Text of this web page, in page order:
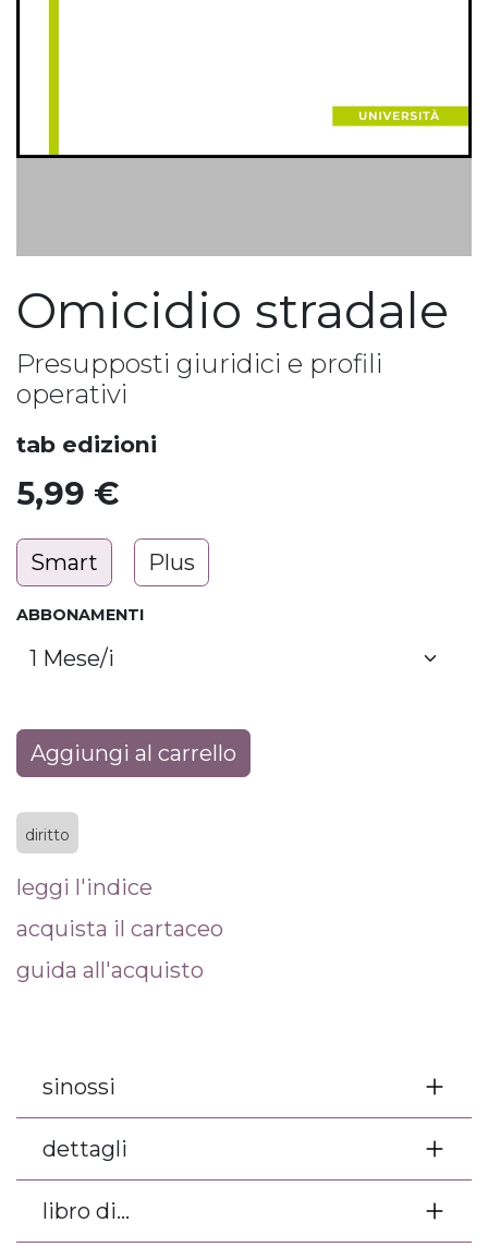
Omicidio stradale
Presupposti giuridici e profili
operativi
tab edizioni
5,99 €
Smart Plus
ABBONAMENTI
Aggiungi al carrello
diritto
leggi l'indice
acquista il cartaceo
guida all'acquisto
sinossi
dettagli
libro di...